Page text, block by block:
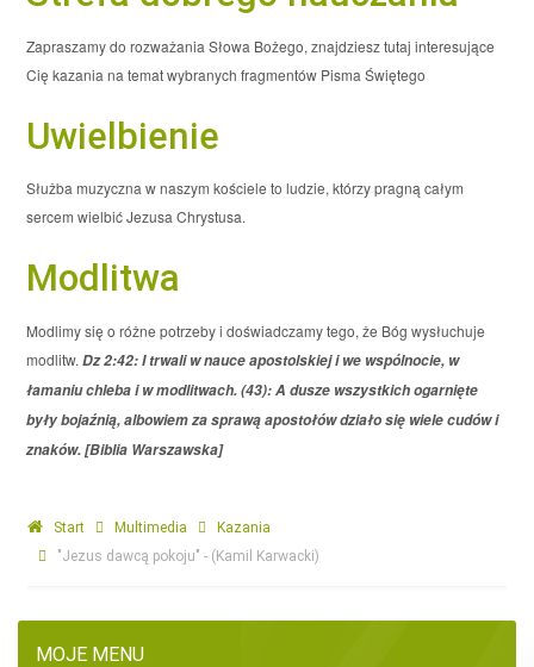
Zapraszamy do rozważania Słowa Bożego, znajdziesz tutaj interesujące
Cię kazania na temat wybranych fragmentów Pisma Świętego
Uwielbienie
Służba muzyczna w naszym kościele to ludzie, którzy pragną całym
sercem wielbić Jezusa Chrystusa.
Modlitwa
Modlimy się o różne potrzeby i doświadczamy tego, że Bóg wysłuchuje
modlitw. Dz 2:42: I trwali w nauce apostolskiej i we wspólnocie, w
łamaniu chleba i w modlitwach. (43): A dusze wszystkich ogarnięte
były bojaźnią, albowiem za sprawą apostołów działo się wiele cudów i
znaków. [Biblia Warszawska]
Start Multimedia
Kazania
"Jezus dawcą pokoju" - (Kamil Karwacki)
MOJE MENU